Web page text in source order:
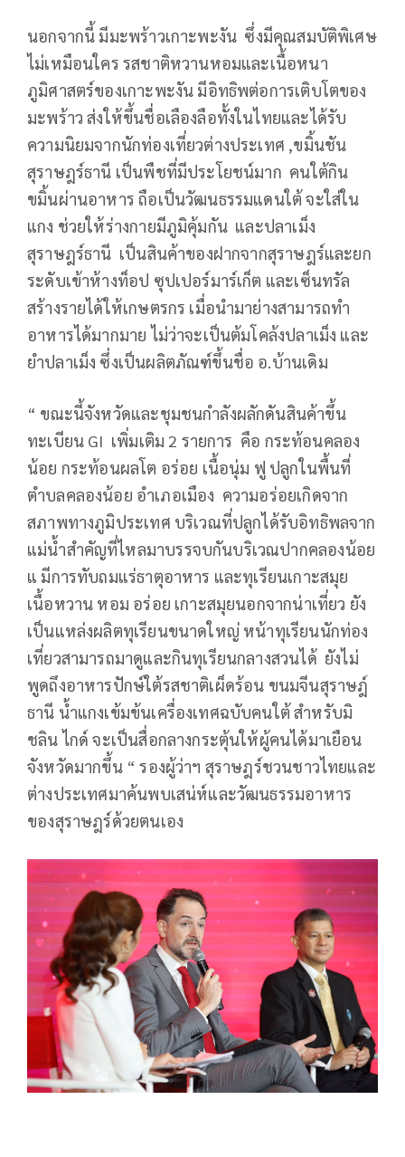
นอกจากนี้ มีมะพร้าวเกาะพะงัน ซึ่งมีคุณสมบัติพิเศษ
ไม่เหมือนใคร รสชาติหวานหอมและเนื้อหนา
ภูมิศาสตร์ของเกาะพะงัน มีอิทธิพต่อการเติบโตของ
มะพร้าว ส่งให้ขึ้นชื่อเลืองลือทั้งในไทยและได้รับ
ความนิยมจากนักท่องเที่ยวต่างประเทศ ,ขมิ้นชัน
สุราษฎร์ธานี เป็นพืชที่มีประโยชน์มาก คนใต้กิน
ขมิ้นผ่านอาหาร ถือเป็นวัฒนธรรมแดนใต้ จะใส่ใน
แกง ช่วยให้ร่างกายมีภูมิคุ้มกัน และปลาเม็ง
สุราษฎร์ธานี เป็นสินค้าของฝากจากสุราษฎร์และยก
ระดับเข้าห้างท็อป ซุปเปอร์มาร์เก็ต และเซ็นทรัล
สร้างรายได้ให้เกษตรกร เมื่อนำมาย่างสามารถทำ
อาหารได้มากมาย ไม่ว่าจะเป็นต้มโคล้งปลาเม็ง และ
ยำปลาเม็ง ซึ่งเป็นผลิตภัณฑ์ขึ้นชื่อ อ.บ้านเดิม
“ ขณะนี้จังหวัดและชุมชนกำลังผลักดันสินค้าขึ้น
ทะเบียน GI เพิ่มเติม 2 รายการ คือ กระท้อนคลอง
น้อย กระท้อนผลโต อร่อย เนื้อนุ่ม ฟู ปลูกในพื้นที่
ตำบลคลองน้อย อำเภอเมือง ความอร่อยเกิดจาก
สภาพทางภูมิประเทศ บริเวณที่ปลูกได้รับอิทธิพลจาก
แม่น้ำสำคัญที่ไหลมาบรรจบกันบริเวณปากคลองน้อย
แ มีการทับถมแร่ธาตุอาหาร และทุเรียนเกาะสมุย
เนื้อหวาน หอม อร่อย เกาะสมุยนอกจากน่าเที่ยว ยัง
เป็นแหล่งผลิตทุเรียนขนาดใหญ่ หน้าทุเรียนนักท่อง
เที่ยวสามารถมาดูและกินทุเรียนกลางสวนได้ ยังไม่
พูดถึงอาหารปักษ์ใต้รสชาติเผ็ดร้อน ขนมจีนสุราษฎ์
ธานี น้ำแกงเข้มข้นเครื่องเทศฉบับคนใต้ สำหรับมิ
ชลิน ไกด์ จะเป็นสื่อกลางกระตุ้นให้ผู้คนได้มาเยือน
จังหวัดมากขึ้น “ รองผู้ว่าฯ สุราษฎร์ชวนชาวไทยและ
ต่างประเทศมาค้นพบเสน่ห์และวัฒนธรรมอาหาร
ของสุราษฎร์ด้วยตนเอง